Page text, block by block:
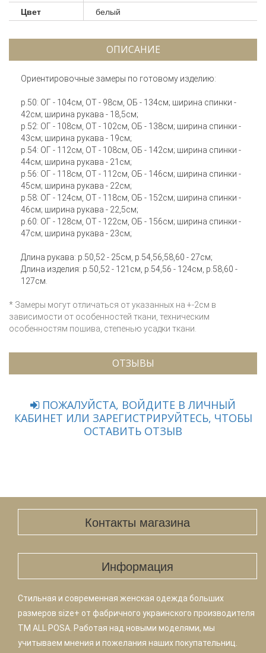
Цвет белый
ОПИСАНИЕ
Ориентировочные замеры по готовому изделию:
р.50: ОГ - 104см, ОТ - 98см, ОБ - 134см; ширина спинки -
42см; ширина рукава - 18,5см;
р.52: ОГ - 108см, ОТ - 102см, ОБ - 138см; ширина спинки -
43см; ширина рукава - 19см;
р.54: ОГ - 112см, ОТ - 108см, ОБ - 142см; ширина спинки -
44см; ширина рукава - 21см;
р.56: ОГ - 118см, ОТ - 112см, ОБ - 146см; ширина спинки -
45см; ширина рукава - 22см;
р.58: ОГ - 124см, ОТ - 118см, ОБ - 152см; ширина спинки -
46см; ширина рукава - 22,5см;
р.60: ОГ - 128см, ОТ - 122см, ОБ - 156см; ширина спинки -
47см; ширина рукава - 23см;
Длина рукава: р.50,52 - 25см, р.54,56,58,60 - 27см;
Длина изделия: р.50,52 - 121см, р.54,56 - 124см, р.58,60 -
127см.
* Замеры могут отличаться от указанных на +-2см в
зависимости от особенностей ткани, техническим
особенностям пошива, степенью усадки ткани.
ОТЗЫВЫ
ПОЖАЛУЙСТА, ВОЙДИТЕ В ЛИЧНЫЙ
КАБИНЕТ ИЛИ ЗАРЕГИСТРИРУЙТЕСЬ, ЧТОБЫ
ОСТАВИТЬ ОТЗЫВ
Контакты магазина
Информация
Стильная и современная женская одежда больших
размеров size+ от фабричного украинского производителя
TM ALL POSA. Работая над новыми моделями, мы
учитываем мнения и пожелания наших покупательниц.